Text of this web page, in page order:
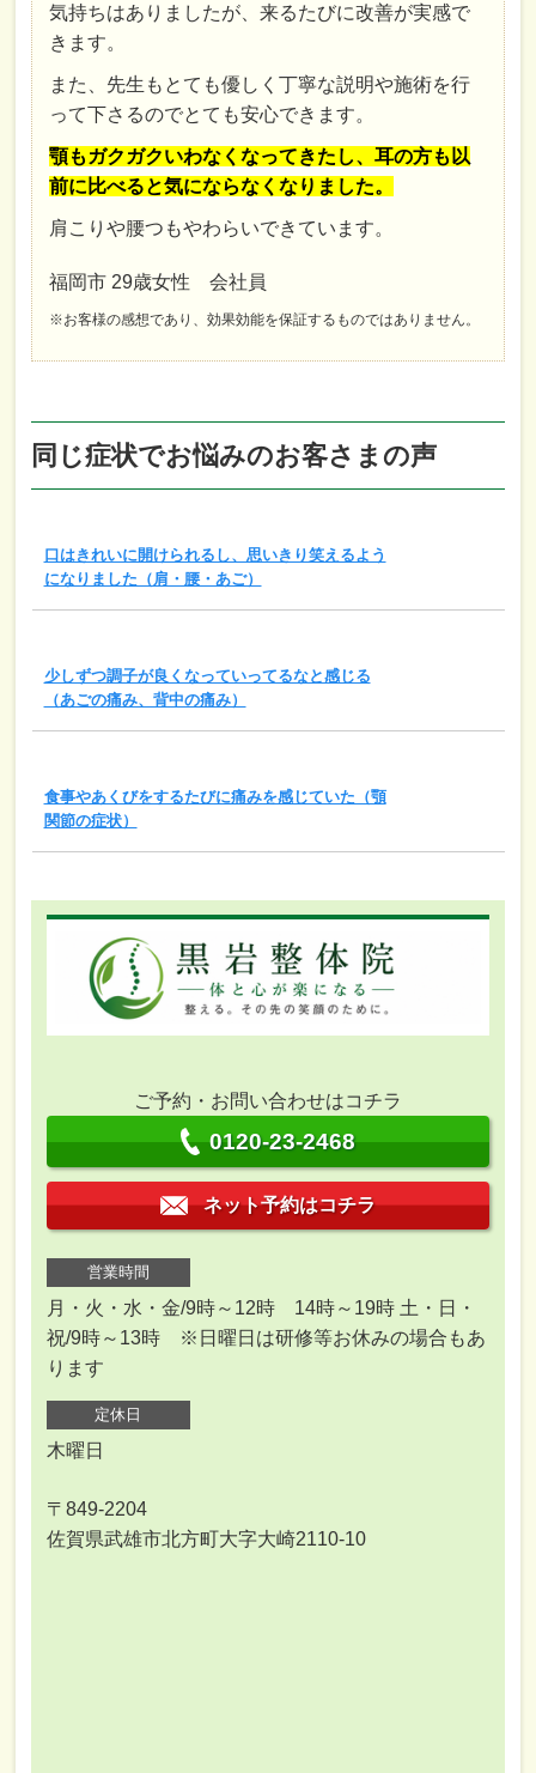
気持ちはありましたが、来るたびに改善が実感で
きます。
また、先生もとても優しく丁寧な説明や施術を行
って下さるのでとても安心できます。
顎もガクガクいわなくなってきたし、耳の方も以
前に比べると気にならなくなりました。
肩こりや腰つもやわらいできています。
福岡市 29歳女性 会社員
※お客様の感想であり、効果効能を保証するものではありません。
同じ症状でお悩みのお客さまの声
口はきれいに開けられるし、思いきり笑えるよう
になりました（肩・腰・あご）
少しずつ調子が良くなっていってるなと感じる
（あごの痛み、背中の痛み）
食事やあくびをするたびに痛みを感じていた（顎
関節の症状）
ご予約・お問い合わせはコチラ
0120-23-2468
ネット予約はコチラ
営業時間
月・火・水・金/9時～12時 14時～19時 土・日・
祝/9時～13時 ※日曜日は研修等お休みの場合もあ
ります
定休日
木曜日
〒849-2204
佐賀県武雄市北方町大字大崎2110-10